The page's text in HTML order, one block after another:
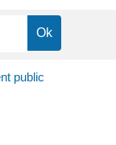
public